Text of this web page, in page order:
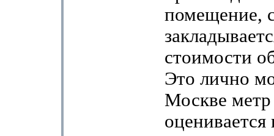
помещение,
стоимости
Это лично
Москве
оценивается